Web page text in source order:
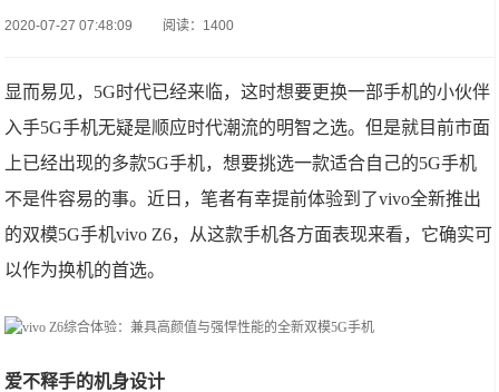
2020-07-27 07:48:09 阅读：1400
显而易见，5G时代已经来临，这时想要更换一部手机的小伙伴
入手5G手机无疑是顺应时代潮流的明智之选。但是就目前市面
上已经出现的多款5G手机，想要挑选一款适合自己的5G手机
不是件容易的事。近日，笔者有幸提前体验到了vivo全新推出
的双模5G手机vivo Z6，从这款手机各方面表现来看，它确实可
以作为换机的首选。
爱不释手的机身设计